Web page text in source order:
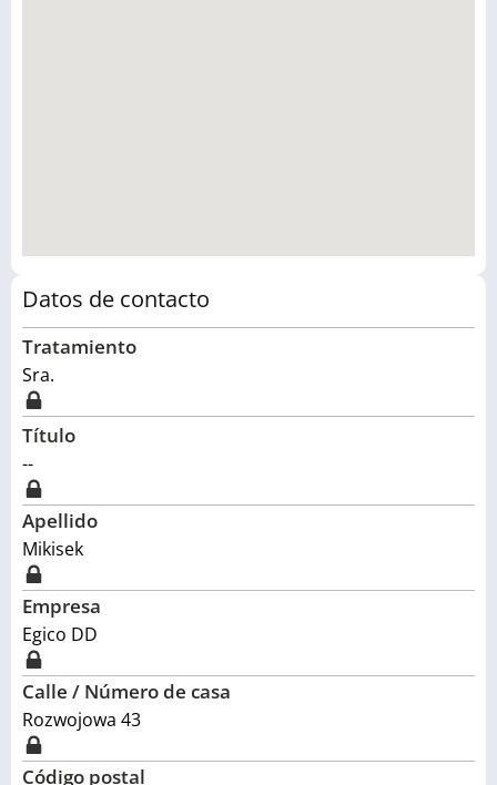
Datos de contacto
Tratamiento
Sra.
Título
--
Apellido
Mikisek
Empresa
Egico DD
Calle / Número de casa
Rozwojowa 43
Código postal